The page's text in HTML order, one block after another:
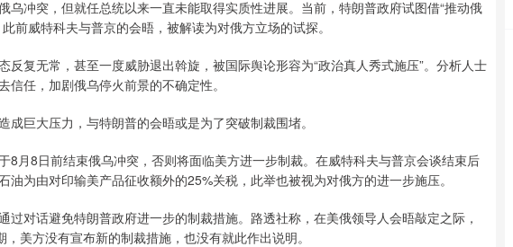
冲突，但就任总统以来一直未能取得实质性进展。当前，特朗普政府试图借“推动俄
前威特科夫与普京的会晤，被解读为对俄方立场的试探。
复无常，甚至一度威胁退出斡旋，被国际舆论形容为“政治真人秀式施压”。分析人士
任，加剧俄乌停火前景的不确定性。
巨大压力，与特朗普的会晤或是为了突破制裁围堵。
8日前结束俄乌冲突，否则将面临美方进一步制裁。在威特科夫与普京会谈结束后
为由对印输美产品征收额外的25%关税，此举也被视为对俄方的进一步施压。
对话避免特朗普政府进一步的制裁措施。路透社称，在美俄领导人会晤敲定之际，
美方没有宣布新的制裁措施，也没有就此作出说明。